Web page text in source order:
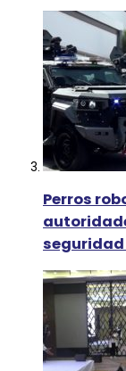
Perros